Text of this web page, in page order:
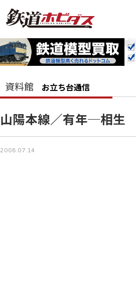
資料館 お立ち台通信
山陽本線／有年─相生
2008.07.14